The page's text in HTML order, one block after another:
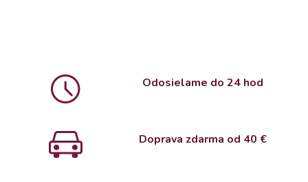
Odosielame do 24 hod
Doprava zdarma od 40 €